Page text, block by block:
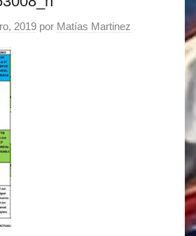
2019 por Matías Martinez